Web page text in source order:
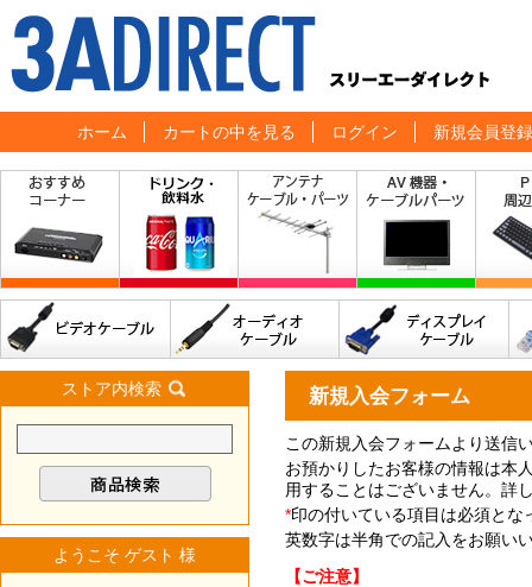
ホーム カートの中を見る ログイン 新規会員登録
新規入会フォーム
この新規入会フォームより送信
お預かりしたお客様の情報は本
用することはございません。詳
*印の付いている項目は必須と
英数字は半角での記入をお願い
【ご注意】
ストア内検索
ようこそ ゲスト 様